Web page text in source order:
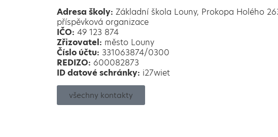
Adresa školy: Základní škola Louny, Prokopa Holého
příspěvková organizace
IČO: 49 123 874
Zřizovatel: město Louny
Číslo účtu: 331063874/0300
REDIZO: 600082873
ID datové schránky: i27wiet
všechny kontakty